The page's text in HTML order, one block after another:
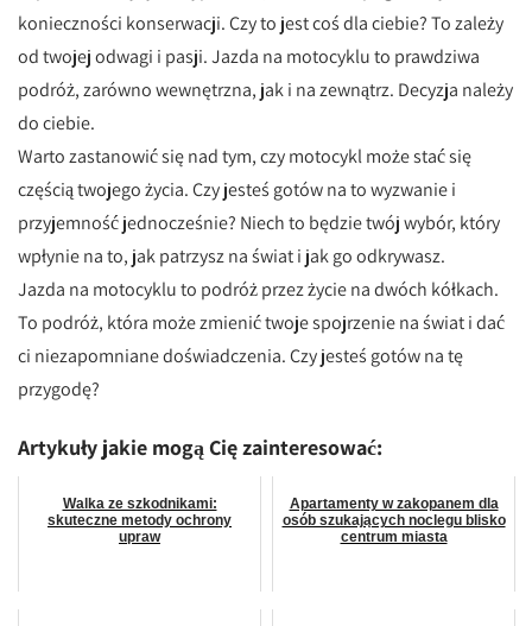
konieczności konserwacji. Czy to jest coś dla ciebie? To zależy
od twojej odwagi i pasji. Jazda na motocyklu to prawdziwa
podróż, zarówno wewnętrzna, jak i na zewnątrz. Decyzja należy
do ciebie.
Warto zastanowić się nad tym, czy motocykl może stać się
częścią twojego życia. Czy jesteś gotów na to wyzwanie i
przyjemność jednocześnie? Niech to będzie twój wybór, który
wpłynie na to, jak patrzysz na świat i jak go odkrywasz.
Jazda na motocyklu to podróż przez życie na dwóch kółkach.
To podróż, która może zmienić twoje spojrzenie na świat i dać
ci niezapomniane doświadczenia. Czy jesteś gotów na tę
przygodę?
Artykuły jakie mogą Cię zainteresować:
Walka ze szkodnikami:
skuteczne metody ochrony
upraw
Apartamenty w zakopanem dla
osób szukających noclegu blisko
centrum miasta